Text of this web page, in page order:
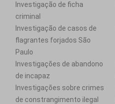
Investigação de ficha
criminal
Investigação de casos de
flagrantes forjados São
Paulo
Investigações de abandono
de incapaz
Investigações sobre crimes
de constrangimento ilegal